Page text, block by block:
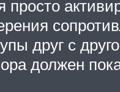
просто
друг с
должен